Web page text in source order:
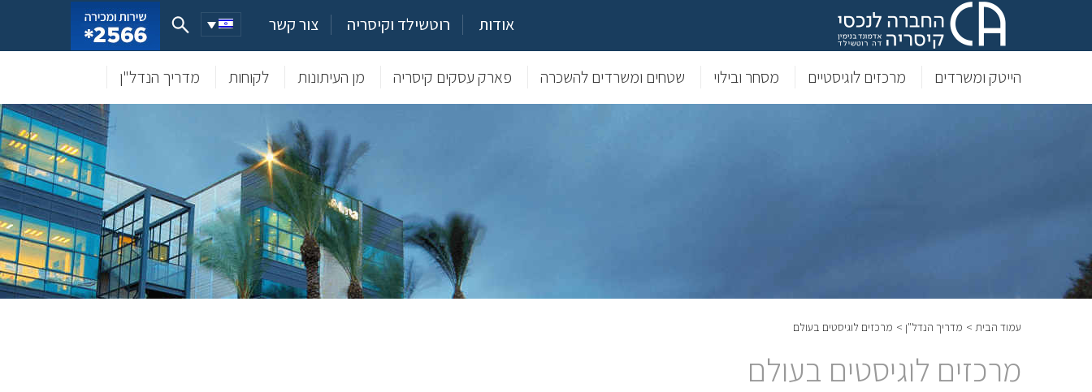
אודות רוטשילד וקיסריה צור קשר
הייטק ומשרדים מרכזים לוגיסטיים מסחר ובילוי שטחים ומשרדים להשכרה פארק עסקים קיסריה מן העיתונות לקוחות מדריך הנדל"ן
עמוד הבית > מדריך הנדל"ן > מרכזים לוגיסטים בעולם
מרכזים לוגיסטים בעולם